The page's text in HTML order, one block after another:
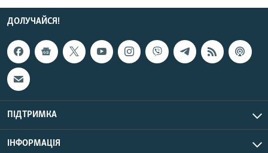
ДОЛУЧАЙСЯ!
ПІДТРИМКА
ІНФОРМАЦІЯ